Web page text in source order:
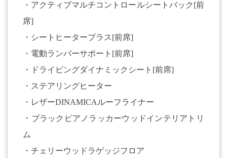
・アクティブマルチコントロールシートバック[前
席]
・シートヒータープラス[前席]
・電動ランバーサポート[前席]
・ドライビングダイナミックシート[前席]
・ステアリングヒーター
・レザーDINAMICAルーフライナー
・ブラックピアノラッカーウッドインテリアトリ
ム
・チェリーウッドラゲッジフロア